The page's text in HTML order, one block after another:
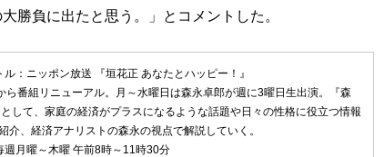
勝負に出たと思う。」とコメントした。
：ニッポン放送 『垣花正 あなたとハッピー！』
ら番組リニューアル。月～水曜日は森永卓郎が週に3曜日生出演。『森
して、家庭の経済がプラスになるような話題や日々の性格に役立つ情報
介、経済アナリストの森永の視点で解説していく。
週月曜～木曜 午前8時～11時30分